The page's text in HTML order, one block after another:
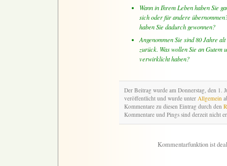
Wann in Ihrem Leben haben Sie
sich oder für andere
haben Sie dadurch gewonnen?
Angenommen Sie sind 80 Jahre
zurück. Was wollen Sie an Gutem
verwirklicht haben?
Der Beitrag wurde am Donnerstag, den 1.
veröffentlicht und wurde unter Allgemein
Kommentare zu diesen Eintrag durch den
Kommentare und Pings sind derzeit nicht
Kommentarfunktion ist